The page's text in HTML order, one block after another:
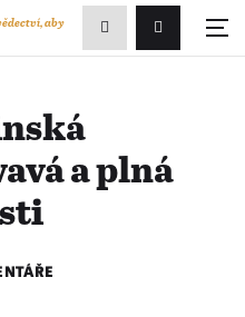
Přihlášení/
aby
Zobrazit
vyhledávání
a plná